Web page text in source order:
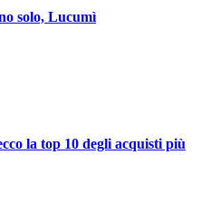
solo, Lucumì
la top 10 degli acquisti più